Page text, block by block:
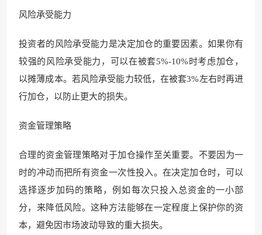
风险承受能力
投资者的风险承受能力是决定加仓的重要因素。如果你有
较强的风险承受能力，可以在被套5%-10%时考虑加仓，
以摊薄成本。若风险承受能力较低，在被套3%左右时再进
行加仓，以防止更大的损失。
资金管理策略
合理的资金管理策略对于加仓操作至关重要。不要因为一
时的冲动而把所有资金一次性投入。在决定加仓时，可以
选择逐步加码的策略，例如每次只投入总资金的一小部
分，来降低风险。这种方法能够在一定程度上保护你的资
本，避免因市场波动导致的重大损失。